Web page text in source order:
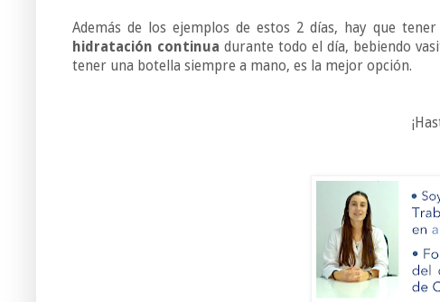
Además de los ejemplos de estos 2 días, hay que
hidratación continua durante todo el día, bebiendo
tener una botella siempre a mano, es la mejor opción.